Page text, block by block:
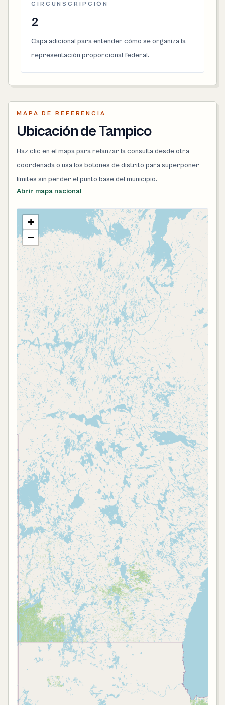
CIRCUNSCRIPCIÓN
2
Capa adicional para entender cómo se organiza la
representación proporcional federal.
MAPA DE REFERENCIA
Ubicación de Tampico
Haz clic en el mapa para relanzar la consulta desde otra
coordenada o usa los botones de distrito para superponer
límites sin perder el punto base del municipio.
Abrir mapa nacional
+
−